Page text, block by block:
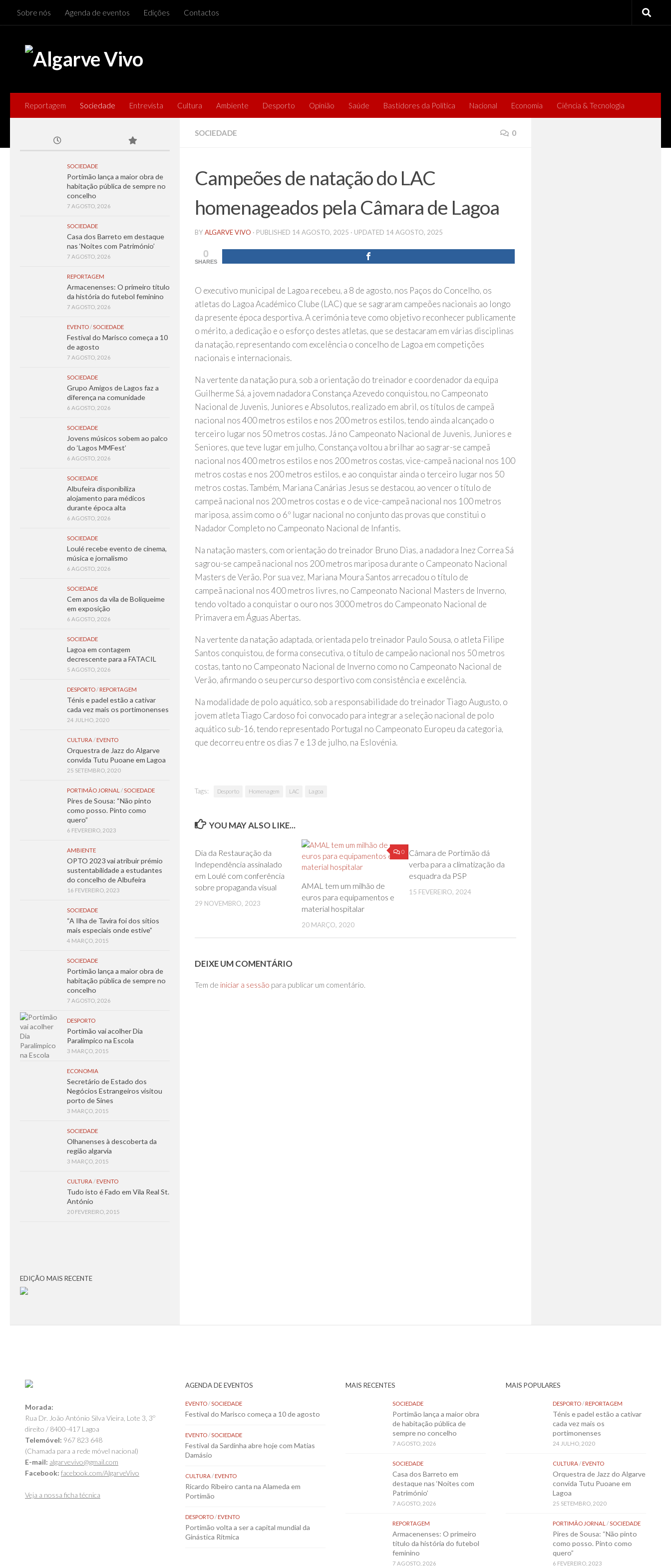
Skip to content
Sobre nós Agenda de eventos Edições Contactos
Reportagem Sociedade Entrevista Cultura Ambiente Desporto Opinião Saúde Bastidores da Política Nacional Economia Ciência & Tecnologia
SOCIEDADE 0
Campeões de natação do LAC
homenageados pela Câmara de Lagoa
BY ALGARVE VIVO · PUBLISHED 14 AGOSTO, 2025 · UPDATED 14 AGOSTO, 2025
0
SHARES
O executivo municipal de Lagoa recebeu, a 8 de agosto, nos Paços do Concelho, os
atletas do Lagoa Académico Clube (LAC) que se sagraram campeões nacionais ao longo
da presente época desportiva. A cerimónia teve como objetivo reconhecer publicamente
o mérito, a dedicação e o esforço destes atletas, que se destacaram em várias disciplinas
da natação, representando com excelência o concelho de Lagoa em competições
nacionais e internacionais.
Na vertente da natação pura, sob a orientação do treinador e coordenador da equipa
Guilherme Sá, a jovem nadadora Constança Azevedo conquistou, no Campeonato
Nacional de Juvenis, Juniores e Absolutos, realizado em abril, os títulos de campeã
nacional nos 400 metros estilos e nos 200 metros estilos, tendo ainda alcançado o
terceiro lugar nos 50 metros costas. Já no Campeonato Nacional de Juvenis, Juniores e
Seniores, que teve lugar em julho, Constança voltou a brilhar ao sagrar-se campeã
nacional nos 400 metros estilos e nos 200 metros costas, vice-campeã nacional nos 100
metros costas e nos 200 metros estilos, e ao conquistar ainda o terceiro lugar nos 50
metros costas. Também, Mariana Canárias Jesus se destacou, ao vencer o título de
campeã nacional nos 200 metros costas e o de vice-campeã nacional nos 100 metros
mariposa, assim como o 6º lugar nacional no conjunto das provas que constitui o
Nadador Completo no Campeonato Nacional de Infantis.
Na natação masters, com orientação do treinador Bruno Dias, a nadadora Inez Correa Sá
sagrou-se campeã nacional nos 200 metros mariposa durante o Campeonato Nacional
Masters de Verão. Por sua vez, Mariana Moura Santos arrecadou o título de
campeã nacional nos 400 metros livres, no Campeonato Nacional Masters de Inverno,
tendo voltado a conquistar o ouro nos 3000 metros do Campeonato Nacional de
Primavera em Águas Abertas.
Na vertente da natação adaptada, orientada pelo treinador Paulo Sousa, o atleta Filipe
Santos conquistou, de forma consecutiva, o título de campeão nacional nos 50 metros
costas, tanto no Campeonato Nacional de Inverno como no Campeonato Nacional de
Verão, afirmando o seu percurso desportivo com consistência e excelência.
Na modalidade de polo aquático, sob a responsabilidade do treinador Tiago Augusto, o
jovem atleta Tiago Cardoso foi convocado para integrar a seleção nacional de polo
aquático sub-16, tendo representado Portugal no Campeonato Europeu da categoria,
que decorreu entre os dias 7 e 13 de julho, na Eslovénia.
Tags: Desporto Homenagem LAC Lagoa
YOU MAY ALSO LIKE...
Dia da Restauração da
Independência assinalado
em Loulé com conferência
sobre propaganda visual
29 NOVEMBRO, 2023
0
AMAL tem um milhão de
euros para equipamentos e
material hospitalar
20 MARÇO, 2020
Câmara de Portimão dá
verba para a climatização da
esquadra da PSP
15 FEVEREIRO, 2024
DEIXE UM COMENTÁRIO
Tem de iniciar a sessão para publicar um comentário.
SOCIEDADE
Portimão lança a maior obra de
habitação pública de sempre no
concelho
7 AGOSTO, 2026
SOCIEDADE
Casa dos Barreto em destaque
nas ‘Noites com Património’
7 AGOSTO, 2026
REPORTAGEM
Armacenenses: O primeiro título
da história do futebol feminino
7 AGOSTO, 2026
EVENTO/SOCIEDADE
Festival do Marisco começa a 10
de agosto
7 AGOSTO, 2026
SOCIEDADE
Grupo Amigos de Lagos faz a
diferença na comunidade
6 AGOSTO, 2026
SOCIEDADE
Jovens músicos sobem ao palco
do ‘Lagos MMFest’
6 AGOSTO, 2026
SOCIEDADE
Albufeira disponibiliza
alojamento para médicos
durante época alta
6 AGOSTO, 2026
SOCIEDADE
Loulé recebe evento de cinema,
música e jornalismo
6 AGOSTO, 2026
SOCIEDADE
Cem anos da vila de Boliqueime
em exposição
6 AGOSTO, 2026
SOCIEDADE
Lagoa em contagem
decrescente para a FATACIL
5 AGOSTO, 2026
DESPORTO/ REPORTAGEM
Ténis e padel estão a cativar
cada vez mais os portimonenses
24 JULHO, 2020
CULTURA/ EVENTO
Orquestra de Jazz do Algarve
convida Tutu Puoane em Lagoa
25 SETEMBRO, 2020
PORTIMÃO JORNAL /SOCIEDADE
Pires de Sousa: “Não pinto
como posso. Pinto como
quero”
6 FEVEREIRO, 2023
AMBIENTE
OPTO 2023 vai atribuir prémio
sustentabilidade a estudantes
do concelho de Albufeira
16 FEVEREIRO, 2023
SOCIEDADE
“A Ilha de Tavira foi dos sítios
mais especiais onde estive”
4 MARÇO, 2015
SOCIEDADE
Portimão lança a maior obra de
habitação pública de sempre no
concelho
7 AGOSTO, 2026
DESPORTO
Portimão vai acolher Dia
Paralímpico na Escola
3 MARÇO, 2015
ECONOMIA
Secretário de Estado dos
Negócios Estrangeiros visitou
porto de Sines
3 MARÇO, 2015
SOCIEDADE
Olhanenses à descoberta da
região algarvia
3 MARÇO, 2015
CULTURA/ EVENTO
Tudo isto é Fado em Vila Real St.
António
20 FEVEREIRO, 2015
EDIÇÃO MAIS RECENTE
Morada:
Rua Dr. João António Silva Vieira, Lote 3, 3º
direito / 8400-417 Lagoa
Telemóvel: 967 823 648
(Chamada para a rede móvel nacional)
E-mail: algarvevivo@gmail.com
Facebook: facebook.com/AlgarveVivo
Veja a nossa ficha técnica
AGENDA DE EVENTOS
EVENTO/SOCIEDADE
Festival do Marisco começa a 10 de agosto
EVENTO/SOCIEDADE
Festival da Sardinha abre hoje com Matias
Damásio
CULTURA/EVENTO
Ricardo Ribeiro canta na Alameda em
Portimão
DESPORTO/EVENTO
Portimão volta a ser a capital mundial da
Ginástica Rítmica
MAIS RECENTES
SOCIEDADE
Portimão lança a maior obra
de habitação pública de
sempre no concelho
7 AGOSTO, 2026
SOCIEDADE
Casa dos Barreto em
destaque nas ‘Noites com
Património’
7 AGOSTO, 2026
REPORTAGEM
Armacenenses: O primeiro
título da história do futebol
feminino
7 AGOSTO, 2026
MAIS POPULARES
DESPORTO/REPORTAGEM
Ténis e padel estão a cativar
cada vez mais os
portimonenses
24 JULHO, 2020
CULTURA/EVENTO
Orquestra de Jazz do Algarve
convida Tutu Puoane em
Lagoa
25 SETEMBRO, 2020
PORTIMÃO JORNAL /SOCIEDADE
Pires de Sousa: “Não pinto
como posso. Pinto como
quero”
6 FEVEREIRO, 2023